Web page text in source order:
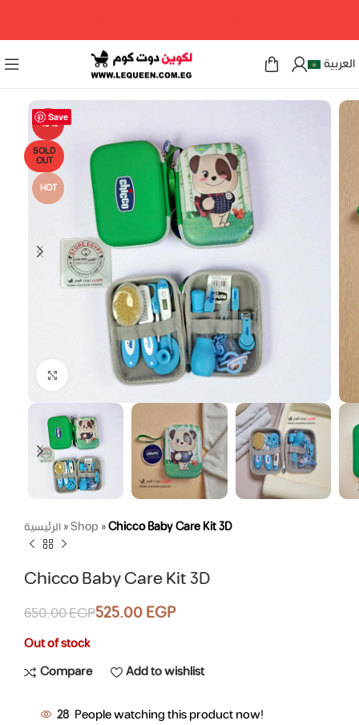
العربية
Save
-19%
SOLD
OUT
HOT
Click to enlarge
الرئيسية»Shop »Chicco Baby Care Kit 3D
Chicco Baby Care Kit 3D
650.00EGP525.00EGP
Out of stock
Compare
Add to wishlist
28 People watching this product now!